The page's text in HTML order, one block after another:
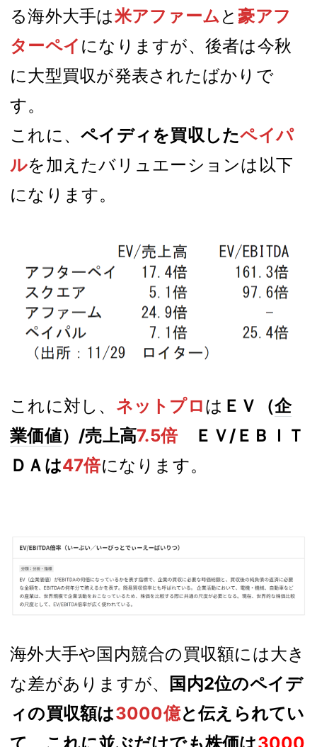
る海外大手は米アファーム と 豪アフ
ターペイ になりますが、後者は今秋
に大型買収が発表されたばかりで
す。
これに、 ペイディを買収したペイパ
ルを加えたバリュエーションは以下
になります。
これに対し、 ネットプロは ＥＶ（企
業価値）/売上高7.5倍
ＥＶ/ＥＢＩＴ
ＤＡは47倍になります。
海外大手や国内競合の買収額には大き
な差がありますが、 国内2位のペイデ
ィの買収額は3000億と伝えられてい
て、これに並ぶだけでも株価は3000